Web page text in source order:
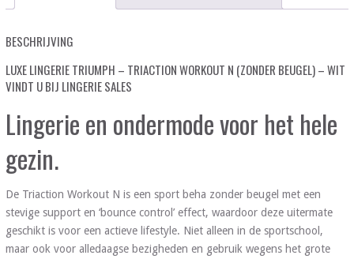
BESCHRIJVING
LUXE LINGERIE TRIUMPH – TRIACTION WORKOUT N (ZONDER BEUGEL) – WIT
VINDT U BIJ LINGERIE SALES
Lingerie en ondermode voor het hele
gezin.
De Triaction Workout N is een sport beha zonder beugel met een
stevige support en ‘bounce control’ effect, waardoor deze uitermate
geschikt is voor een actieve lifestyle. Niet alleen in de sportschool,
maar ook voor alledaagse bezigheden en gebruik wegens het grote